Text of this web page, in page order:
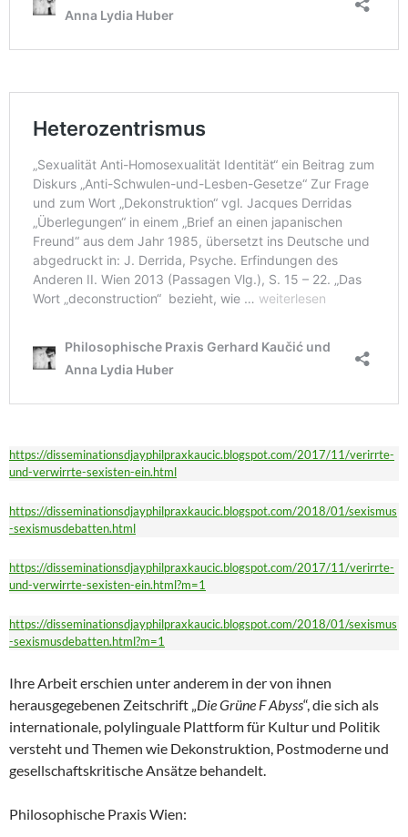
https://disseminationsdjayphilpraxkaucic.blogspot.com/2017/11/verirrte-
und-verwirrte-sexisten-ein.html
https://disseminationsdjayphilpraxkaucic.blogspot.com/2018/01/sexismus
-sexismusdebatten.html
https://disseminationsdjayphilpraxkaucic.blogspot.com/2017/11/verirrte-
und-verwirrte-sexisten-ein.html?m=1
https://disseminationsdjayphilpraxkaucic.blogspot.com/2018/01/sexismus
-sexismusdebatten.html?m=1
Ihre Arbeit erschien unter anderem in der von ihnen
herausgegebenen Zeitschrift „Die Grüne FAbyss“, die sich als
internationale, polylinguale Plattform für Kultur und Politik
versteht und Themen wie Dekonstruktion, Postmoderne und
gesellschaftskritische Ansätze behandelt.
Philosophische Praxis Wien: